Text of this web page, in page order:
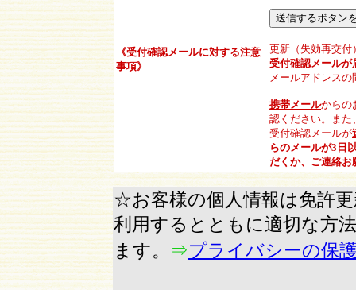
《受付確認メールに対する注意
事項》
更新（失効再交付
受付確認メールが
メールアドレス
携帯メールからの
認ください。また
受付確認メールが
らのメールが3日
だくか、ご連絡お
☆お客様の個人情報は免許
利用するとともに適切な方
ます。
⇒プライバシーの保